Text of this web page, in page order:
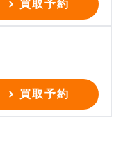
買取予約
買取予約